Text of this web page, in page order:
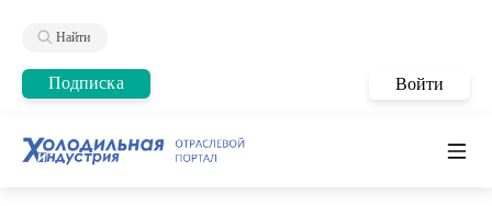
Найти
Подписка Войти